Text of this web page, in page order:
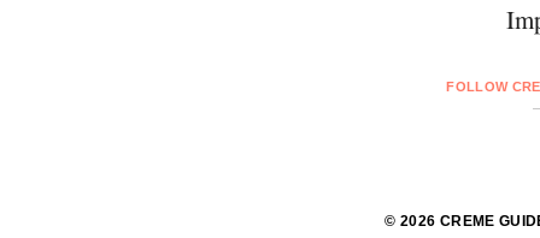
FOLLOW
© 2026 CREME